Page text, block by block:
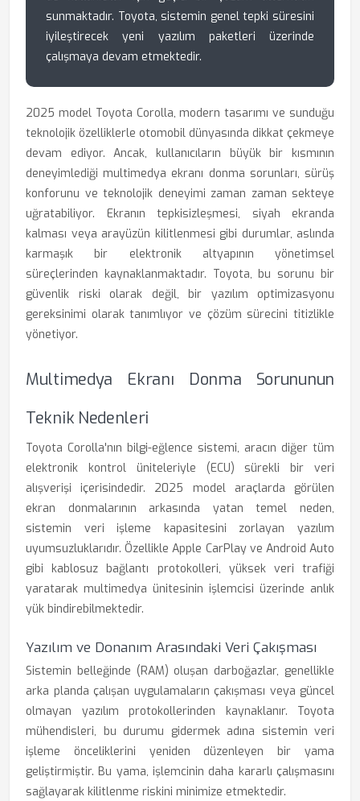
sunmaktadır. Toyota, sistemin genel tepki süresini
iyileştirecek yeni yazılım paketleri üzerinde
çalışmaya devam etmektedir.
2025 model Toyota Corolla, modern tasarımı ve sunduğu
teknolojik özelliklerle otomobil dünyasında dikkat çekmeye
devam ediyor. Ancak, kullanıcıların büyük bir kısmının
deneyimlediği multimedya ekranı donma sorunları, sürüş
konforunu ve teknolojik deneyimi zaman zaman sekteye
uğratabiliyor. Ekranın tepkisizleşmesi, siyah ekranda
kalması veya arayüzün kilitlenmesi gibi durumlar, aslında
karmaşık bir elektronik altyapının yönetimsel
süreçlerinden kaynaklanmaktadır. Toyota, bu sorunu bir
güvenlik riski olarak değil, bir yazılım optimizasyonu
gereksinimi olarak tanımlıyor ve çözüm sürecini titizlikle
yönetiyor.
Multimedya Ekranı Donma Sorununun
Teknik Nedenleri
Toyota Corolla'nın bilgi-eğlence sistemi, aracın diğer tüm
elektronik kontrol üniteleriyle (ECU) sürekli bir veri
alışverişi içerisindedir. 2025 model araçlarda görülen
ekran donmalarının arkasında yatan temel neden,
sistemin veri işleme kapasitesini zorlayan yazılım
uyumsuzluklarıdır. Özellikle Apple CarPlay ve Android Auto
gibi kablosuz bağlantı protokolleri, yüksek veri trafiği
yaratarak multimedya ünitesinin işlemcisi üzerinde anlık
yük bindirebilmektedir.
Yazılım ve Donanım Arasındaki Veri Çakışması
Sistemin belleğinde (RAM) oluşan darboğazlar, genellikle
arka planda çalışan uygulamaların çakışması veya güncel
olmayan yazılım protokollerinden kaynaklanır. Toyota
mühendisleri, bu durumu gidermek adına sistemin veri
işleme önceliklerini yeniden düzenleyen bir yama
geliştirmiştir. Bu yama, işlemcinin daha kararlı çalışmasını
sağlayarak kilitlenme riskini minimize etmektedir.